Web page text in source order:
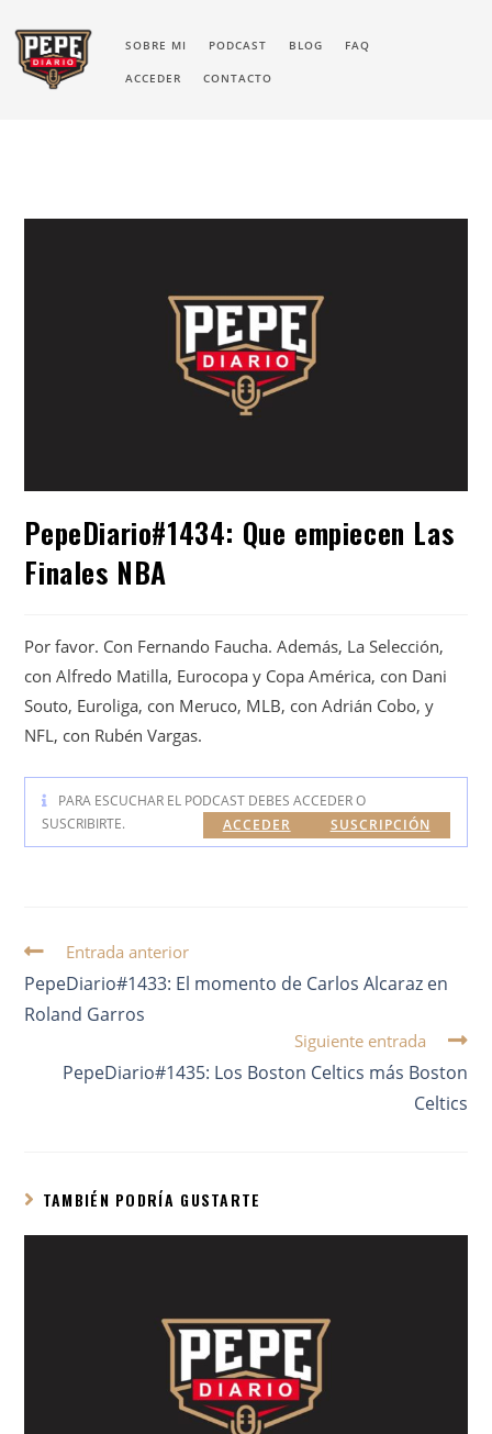
SOBRE MI PODCAST BLOG FAQ
ACCEDER CONTACTO
PepeDiario#1434: Que empiecen Las
Finales NBA
Por favor. Con Fernando Faucha. Además, La Selección,
con Alfredo Matilla, Eurocopa y Copa América, con Dani
Souto, Euroliga, con Meruco, MLB, con Adrián Cobo, y
NFL, con Rubén Vargas.
PARA ESCUCHAR EL PODCAST DEBES ACCEDER O
SUSCRIBIRTE.
SUSCRIPCIÓN
ACCEDER
Entrada anterior
PepeDiario#1433: El momento de Carlos Alcaraz en
Roland Garros
Siguiente entrada
PepeDiario#1435: Los Boston Celtics más Boston
Celtics
TAMBIÉN PODRÍA GUSTARTE